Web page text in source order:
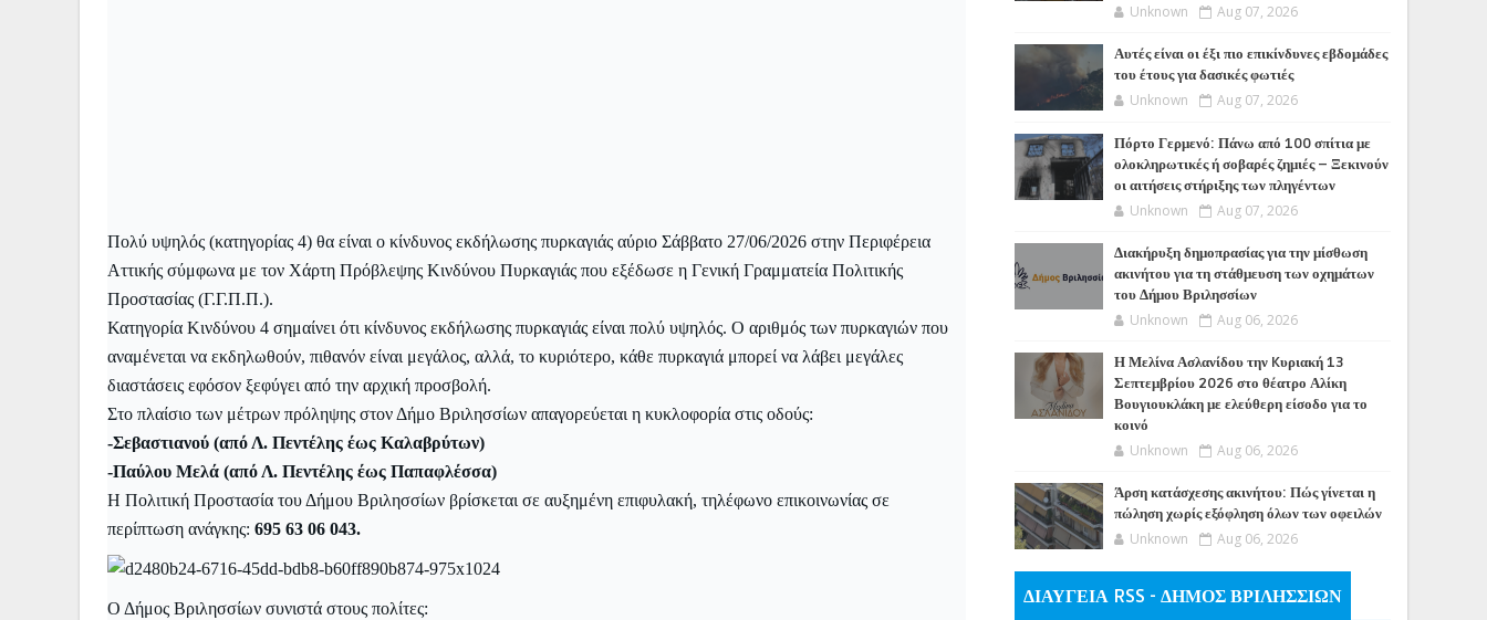
Πολύ υψηλός (κατηγορίας 4) θα είναι ο κίνδυνος εκδήλωσης πυρκαγιάς αύριο Σάββατο 27/06/2026 στην Περιφέρεια
Αττικής σύμφωνα με τον Χάρτη Πρόβλεψης Κινδύνου Πυρκαγιάς που εξέδωσε η Γενική Γραμματεία Πολιτικής
Προστασίας (Γ.Γ.Π.Π.).
Κατηγορία Κινδύνου 4 σημαίνει ότι κίνδυνος εκδήλωσης πυρκαγιάς είναι πολύ υψηλός. Ο αριθμός των πυρκαγιών που
αναμένεται να εκδηλωθούν, πιθανόν είναι μεγάλος, αλλά, το κυριότερο, κάθε πυρκαγιά μπορεί να λάβει μεγάλες
διαστάσεις εφόσον ξεφύγει από την αρχική προσβολή.
Στο πλαίσιο των μέτρων πρόληψης στον Δήμο Βριλησσίων απαγορεύεται η κυκλοφορία στις οδούς:
-Σεβαστιανού (από Λ. Πεντέλης έως Καλαβρύτων)
-Παύλου Μελά (από Λ. Πεντέλης έως Παπαφλέσσα)
H Πολιτική Προστασία του Δήμου Βριλησσίων βρίσκεται σε αυξημένη επιφυλακή, τηλέφωνο επικοινωνίας σε
περίπτωση ανάγκης: 695 63 06 043.
Ο Δήμος Bριλησσίων συνιστά στους πολίτες:
Unknown Aug 07, 2026
Αυτές είναι οι έξι πιο επικίνδυνες εβδομάδες
του έτους για δασικές φωτιές
Unknown Aug 07, 2026
Πόρτο Γερμενό: Πάνω από 100 σπίτια με
ολοκληρωτικές ή σοβαρές ζημιές – Ξεκινούν
οι αιτήσεις στήριξης των πληγέντων
Unknown Aug 07, 2026
Διακήρυξη δημοπρασίας για την μίσθωση
ακινήτου για τη στάθμευση των οχημάτων
του Δήμου Βριλησσίων
Unknown Aug 06, 2026
Η Μελίνα Ασλανίδου την Kυριακή 13
Σεπτεμβρίου 2026 στο θέατρο Αλίκη
Βουγιουκλάκη με ελεύθερη είσοδο για το
κοινό
Unknown Aug 06, 2026
Άρση κατάσχεσης ακινήτου: Πώς γίνεται η
πώληση χωρίς εξόφληση όλων των οφειλών
Unknown Aug 06, 2026
ΔΙΑΥΓΕΙΑ RSS - ΔΗΜΟΣ ΒΡΙΛΗΣΣΙΩΝ